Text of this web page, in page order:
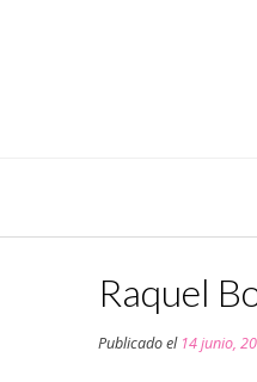
Raquel
Publicado el 14 junio,